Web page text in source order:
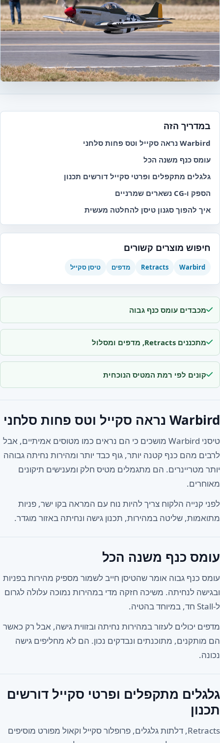
במדריך הזה
Warbird נראה סקייל וטס פחות סלחני
עומס כנף משנה הכל
גלגלים מתקפלים ופרטי סקייל דורשים תכנון
הספק ו-CG נשארים שמרניים
איך להפוך סגנון טיסן להחלטה מעשית
חיפוש מוצרים קשורים
Warbird
Retracts מדפים טיסן סקייל
מכבדים עומס כנף גבוה
מתכננים Retracts, מדפים ומסלול
קונים לפי רמת המטיס הנוכחית
Warbird נראה סקייל וטס פחות סלחני
טיסני Warbird מושכים כי הם נראים כמו מטוסים אמיתיים, אבל
לרבים מהם כנף קטנה יותר, גוף כבד יותר ומהירות נחיתה גבוהה
יותר מטריינרים. הם מתגמלים מטיס חלק ומענישים תיקונים
מאוחרים.
לפני קנייה הלקוח צריך להיות נוח עם המראה בקו ישר, פניות
מתואמות, שליטה במהירות, תכנון גישה ונחיתה באזור מוגדר.
עומס כנף משנה הכל
עומס כנף גבוה אומר שהטיסן חייב לשמור מספיק מהירות בפניות
ובגישה לנחיתה. משיכה חזקה מדי במהירות נמוכה עלולה לגרום
ל-Stall חד, במיוחד בהטיה.
מדפים יכולים לעזור במהירות נחיתה ובזווית גישה, אבל רק כאשר
הם מותקנים, מתוכנתים ונבדקים נכון. הם לא מחליפים גישה
נכונה.
גלגלים מתקפלים ופרטי סקייל דורשים
תכנון
Retracts, דלתות גלגלים, פרופלור סקייל וקאול מפורט מוסיפים